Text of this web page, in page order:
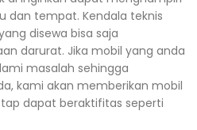
dan tempat. Kendala teknis
disewa bisa saja
darurat. Jika mobil yang anda
masalah sehingga
kami akan memberikan mobil
dapat beraktifitas seperti